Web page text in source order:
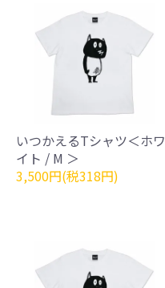
いつかえるTシャツ＜ホワ
イト / M ＞
3,500円(税318円)